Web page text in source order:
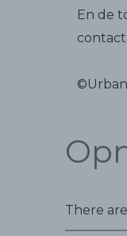
En de
There